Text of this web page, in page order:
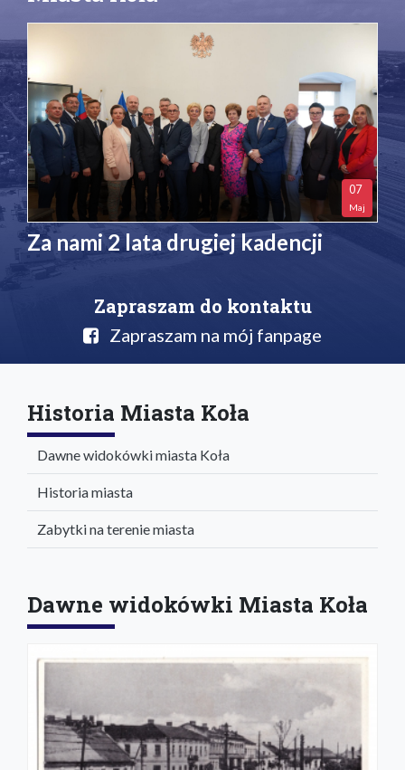
07
Maj
Za nami 2 lata drugiej kadencji
Zapraszam do kontaktu
Zapraszam na mój fanpage
Historia Miasta Koła
Dawne widokówki miasta Koła
Historia miasta
Zabytki na terenie miasta
Dawne widokówki Miasta Koła